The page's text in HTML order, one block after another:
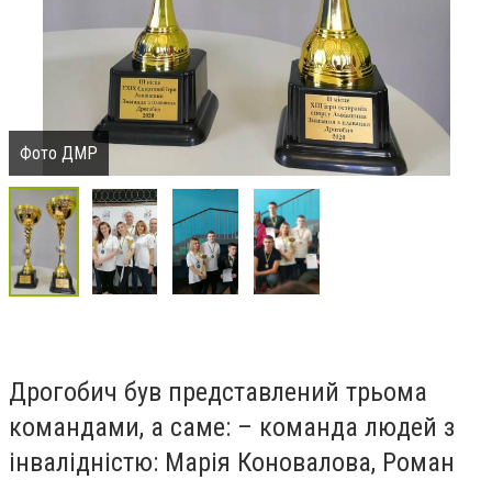
Фото ДМР
Дрогобич був представлений трьома
командами, а саме: – команда людей з
інвалідністю: Марія Коновалова, Роман